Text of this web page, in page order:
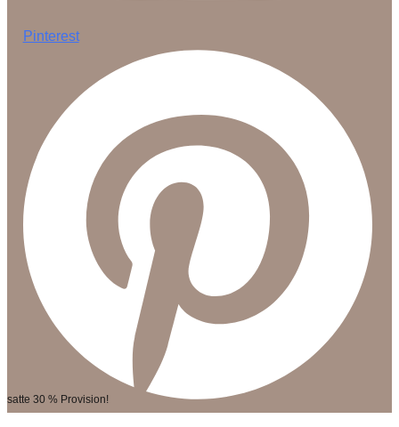
Pinterest
satte 30 % Provision!